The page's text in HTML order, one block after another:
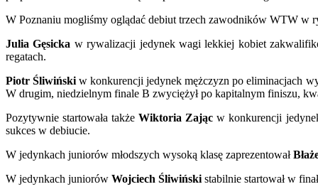
W Poznaniu mogliśmy oglądać debiut trzech zawodników WTW w
Julia Gęsicka w rywalizacji jedynek wagi lekkiej kobiet
regatach.
Piotr Śliwiński w konkurencji jedynek mężczyzn po eliminacjach
W drugim, niedzielnym finale B zwyciężył po kapitalnym finiszu,
Pozytywnie startowała takżeWiktoria Zając w konkurencji
sukces w debiucie.
W jedynkach juniorów młodszych wysoką klasę zaprezentował
W jedynkach juniorów Wojciech Śliwiński stabilnie startował w